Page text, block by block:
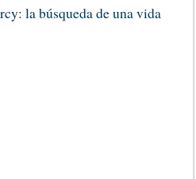
la búsqueda de una vida